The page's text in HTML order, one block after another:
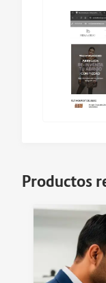
Productos